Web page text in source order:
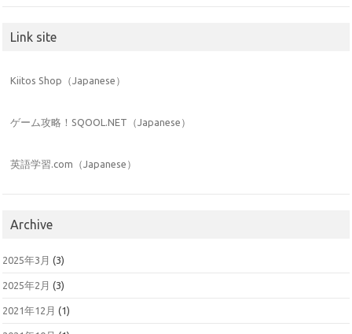
Link site
Kiitos Shop（Japanese）
ゲーム攻略！SQOOL.NET（Japanese）
英語学習.com（Japanese）
Archive
2025年3月 (3)
2025年2月 (3)
2021年12月 (1)